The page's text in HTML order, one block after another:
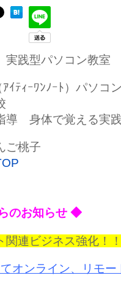
践型パソコン教室
ｲﾃｨｰﾜﾝﾉｰﾄ）パソコ
導 身体で覚える実
ご桃子
のお知らせ ◆
関連ビジネス強化！
オンライン、リモー